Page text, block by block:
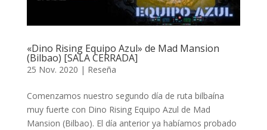
«Dino Rising Equipo Azul» de Mad Mansion
(Bilbao) [SALA CERRADA]
25 Nov. 2020 | Reseña
Comenzamos nuestro segundo día de ruta bilbaína
muy fuerte con Dino Rising Equipo Azul de Mad
Mansion (Bilbao). El día anterior ya habíamos probado